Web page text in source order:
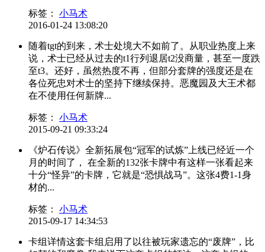
标签：
小马术
2016-01-24 13:08:20
随着tgt的到来，术士处境大不如前了。从职业热度上来
说，术士已经从过去的t1行列退居t2没商量，甚至一度跌
至t3。还好，虽然热度不再，但部分套牌的强度还是在
各位死忠对术士的坚持下继续保持。恶魔园及大王术都
在不使用任何新牌...
标签：
小马术
2015-09-21 09:33:24
《炉石传说》全新拓展包“冠军的试炼”上线已经近一个
月的时间了， 在全新的132张卡牌中有这样一张看起来
十分“怪异”的卡牌，它就是“恐惧战马”。这张4费1-1身
材的...
标签：
小马术
2015-09-17 14:34:53
卡组详情这套卡组启用了以往被玩家遗忘的“废牌”，比